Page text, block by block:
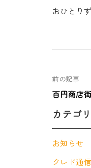
おひとり
前の記事
百円商店街
カテゴ
お知らせ
クレド通信